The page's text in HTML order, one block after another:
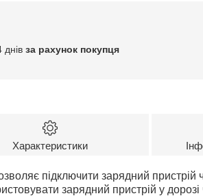
за рахунок покупця
Характеристики
підключити зарядний пристрій
зарядний пристрій у дорозі